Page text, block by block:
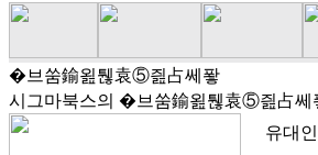
�브쑴鍮욆퉪袁⑤즲占쎄퐣
시그마북스의 �브쑴鍮욆퉪袁⑤즲占쎄
유대